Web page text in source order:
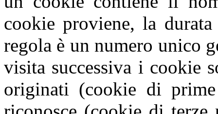
cookie proviene, la
regola è un numero unico
visita successiva i cookie
originati (cookie di